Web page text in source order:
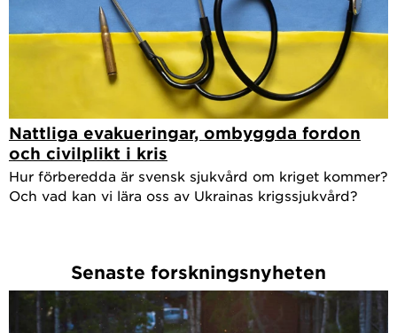
Nattliga evakueringar, ombyggda fordon
och civilplikt i kris
Hur förberedda är svensk sjukvård om kriget kommer?
Och vad kan vi lära oss av Ukrainas krigssjukvård?
Senaste forskningsnyheten